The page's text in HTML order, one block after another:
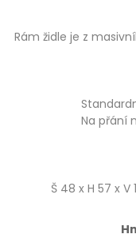
Rám židle je z
Na přání
Š 48 x H 57 x